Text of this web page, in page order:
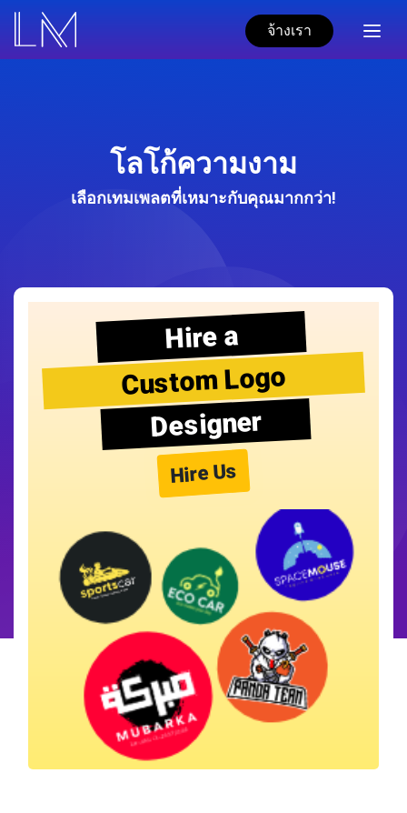
จ้างเรา
โลโก้ความงาม
เลือกเทมเพลตที่เหมาะกับคุณมากกว่า!
Hire a
Custom Logo
Designer
Hire Us